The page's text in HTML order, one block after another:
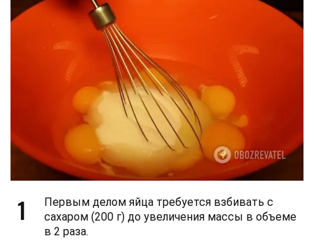
1
Первым делом яйца требуется взбивать с
сахаром (200 г) до увеличения массы в объеме
в 2 раза.